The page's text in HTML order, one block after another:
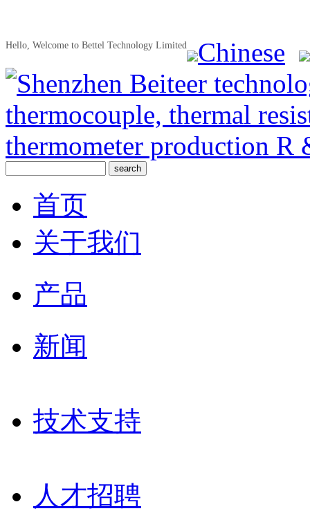
Hello, Welcome to Bettel Technology Limited Chinese
首页
关于我们
产品
新闻
技术支持
人才招聘